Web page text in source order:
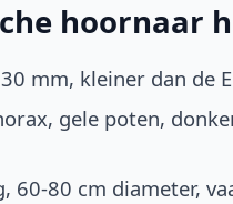
hoornaar
mm, kleiner dan de
gele poten,
60-80 cm diameter,